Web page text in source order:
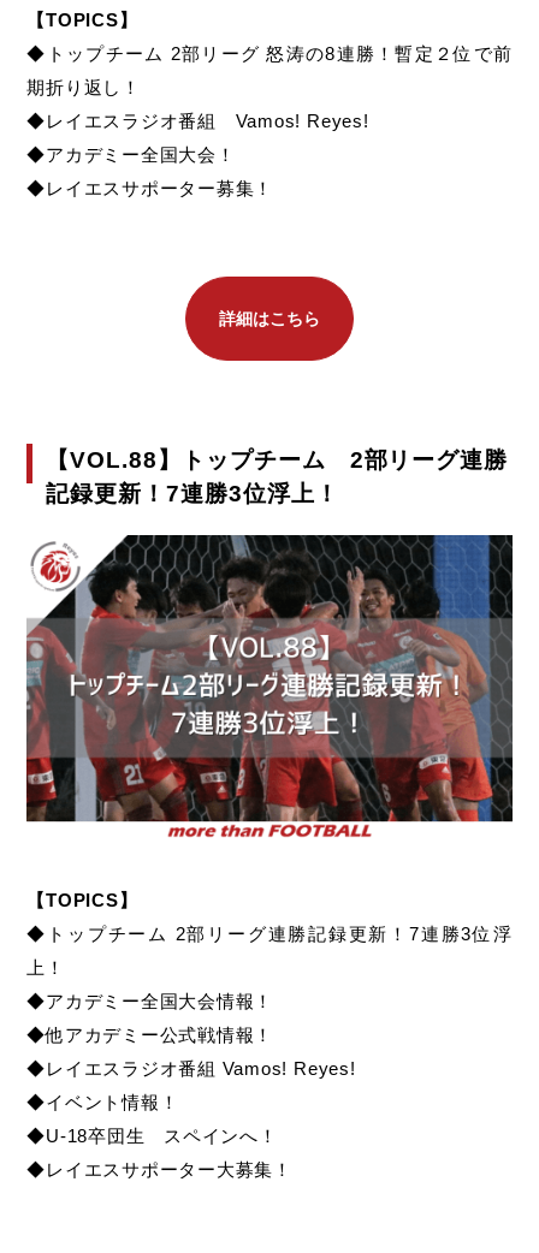
【TOPICS】
◆トップチーム 2部リーグ 怒涛の8連勝！暫定２位で前
期折り返し！
◆レイエスラジオ番組 Vamos! Reyes!
◆アカデミー全国大会！
◆レイエスサポーター募集！
詳細はこちら
【VOL.88】トップチーム 2部リーグ連勝
記録更新！7連勝3位浮上！
【TOPICS】
◆トップチーム 2部リーグ連勝記録更新！7連勝3位浮
上！
◆アカデミー全国大会情報！
◆他アカデミー公式戦情報！
◆レイエスラジオ番組 Vamos! Reyes!
◆イベント情報！
◆U-18卒団生 スペインへ！
◆レイエスサポーター大募集！